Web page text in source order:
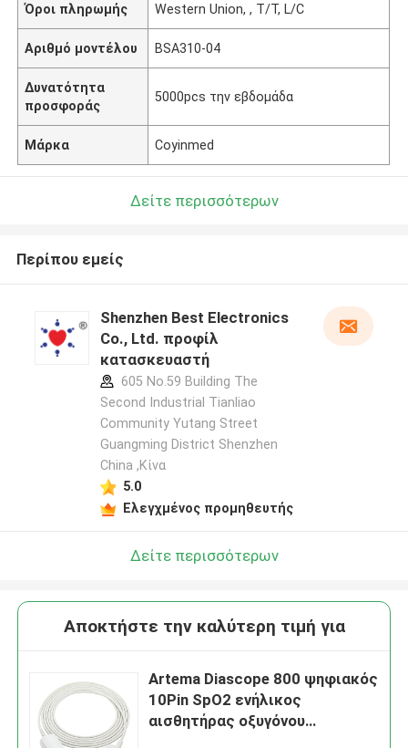
Όροι πληρωμής Western Union, , T/T, L/C
Αριθμό μοντέλου BSA310-04
Δυνατότητα
προσφοράς
5000pcs την εβδομάδα
Μάρκα Coyinmed
Δείτε περισσότερων
Περίπου εμείς
Shenzhen Best Electronics
Co., Ltd. προφίλ
κατασκευαστή
605 No.59 Building The
Second Industrial Tianliao
Community Yutang Street
Guangming District Shenzhen
China ,Κίνα
5.0
Ελεγχμένος προμηθευτής
Δείτε περισσότερων
Αποκτήστε την καλύτερη τιμή για
Artema Diascope 800 ψηφιακός
10Pin SpO2 ενήλικος
αισθητήρας οξυγόνου